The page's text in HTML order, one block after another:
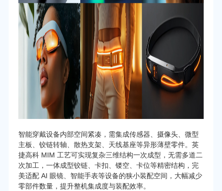
智能穿戴设备内部空间紧凑，需集成传感器、摄像头、微型
主板、铰链转轴、散热支架、天线基座等异形薄壁零件。英
捷高科 MIM 工艺可实现复杂三维结构一次成型，无需多道二
次加工，一体成型铰链、卡扣、镂空、卡位等精密结构，完
美适配 AI 眼镜、智能手表等设备的狭小装配空间，大幅减少
零部件数量，提升整机集成度与装配效率。